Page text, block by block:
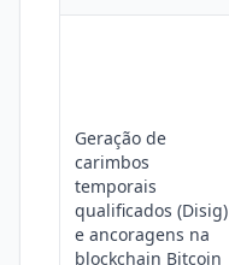
Geração de
carimbos
temporais
qualificados (Disig)
e ancoragens na
blockchain Bitcoin